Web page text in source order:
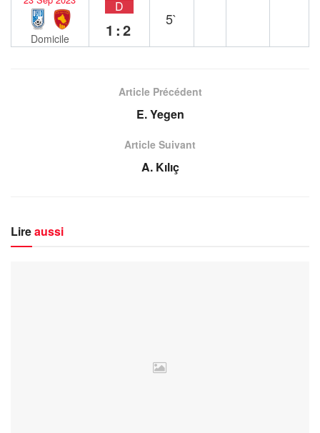
Domicile
D
1:2
5`
Article Précédent
E. Yegen
Article Suivant
A. Kılıç
Lireaussi